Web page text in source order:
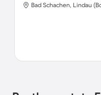
Bad Schachen, Lindau